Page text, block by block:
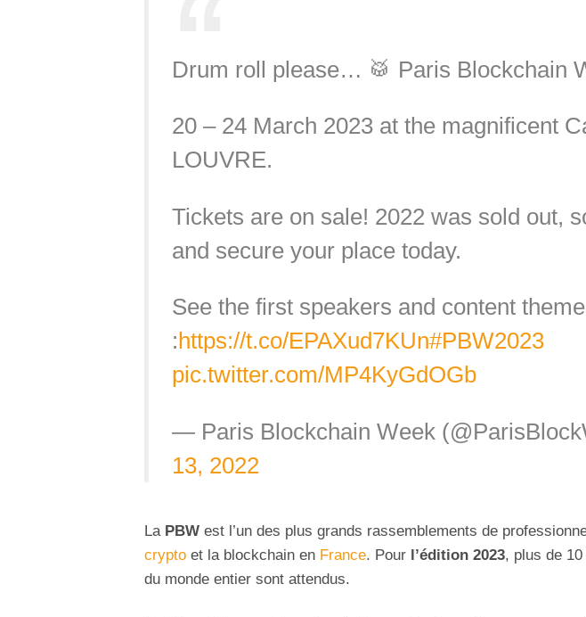
Drum roll please… 🥁 Paris Blockchain
20 – 24 March 2023 at the magnificent
LOUVRE.
Tickets are on sale! 2022 was sold out,
and secure your place today.
See the first speakers and content
: https://t.co/EPAXud7KUn#PBW2023
pic.twitter.com/MP4KyGdOGb
— Paris Blockchain Week
13, 2022
La PBW est l’un des plus grands rassemblements de
crypto et la blockchain en France. Pour l’édition 2023, plus de
du monde entier sont attendus.